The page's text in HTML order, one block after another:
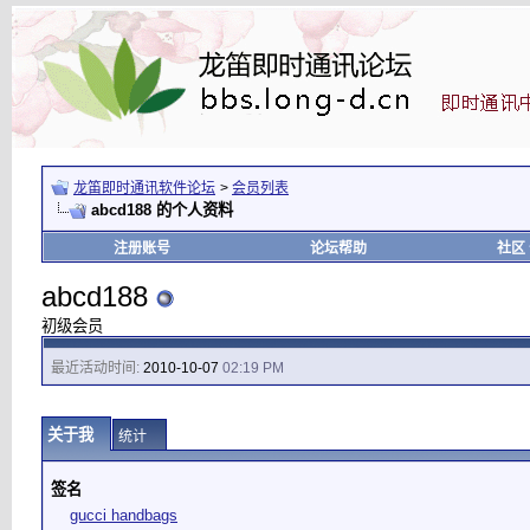
龙笛即时通讯软件论坛 > 会员列表
abcd188 的个人资料
注册账号 论坛帮助 社区
abcd188
初级会员
最近活动时间: 2010-10-07 02:19 PM
关于我 统计
签名
gucci handbags